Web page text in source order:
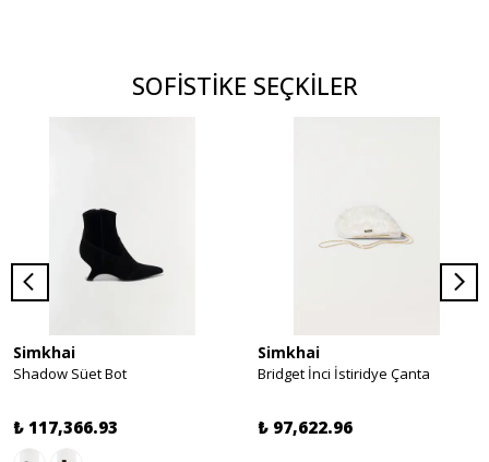
SOFİSTİKE SEÇKİLER
Simkhai
Shadow Süet Bot
₺ 117,366.93
Simkhai
Bridget İnci İstiridye Çanta
₺ 97,622.96